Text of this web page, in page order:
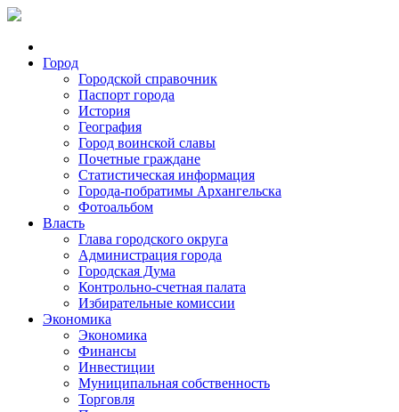
Город
Городской справочник
Паспорт города
История
География
Город воинской славы
Почетные граждане
Статистическая информация
Города-побратимы Архангельска
Фотоальбом
Власть
Глава городского округа
Администрация города
Городская Дума
Контрольно-счетная палата
Избирательные комиссии
Экономика
Экономика
Финансы
Инвестиции
Муниципальная собственность
Торговля